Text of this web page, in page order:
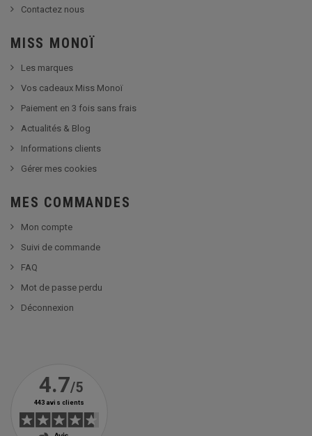
Contactez nous
MISS MONOÏ
Les marques
Vos cadeaux Miss Monoï
Paiement en 3 fois sans frais
Actualités & Blog
Informations clients
Gérer mes cookies
MES COMMANDES
Mon compte
Suivi de commande
FAQ
Mot de passe perdu
Déconnexion